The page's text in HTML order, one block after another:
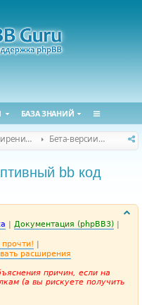
БАЗА ЗНАНИЙ
Расширения phpBB Бета-версии расширений для phpBB
bb код
| Документация (phpBB3) |
|
расширения
причин, если на
(а вы рискуете получить